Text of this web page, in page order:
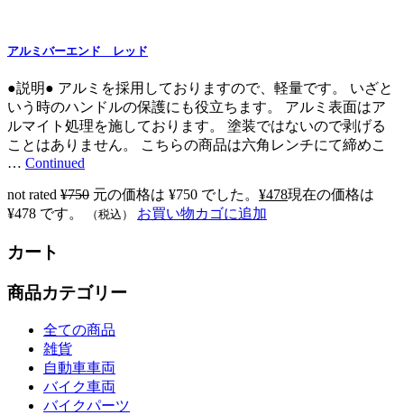
アルミバーエンド レッド
●説明● アルミを採用しておりますので、軽量です。 いざと
いう時のハンドルの保護にも役立ちます。 アルミ表面はア
ルマイト処理を施しております。 塗装ではないので剥げる
ことはありません。 こちらの商品は六角レンチにて締めこ
… Continued
not rated ¥750 元の価格は ¥750 でした。 ¥478現在の価格は
¥478 です。
（税込） お買い物カゴに追加
カート
商品カテゴリー
全ての商品
雑貨
自動車車両
バイク車両
バイクパーツ